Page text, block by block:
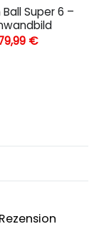
Super 6 –
€